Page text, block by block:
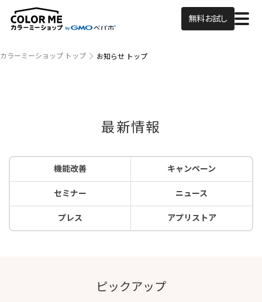
無料お試し
カラーミーショップ トップ お知らせ トップ
最新情報
機能改善 キャンペーン
セミナー ニュース
プレス アプリストア
ピックアップ